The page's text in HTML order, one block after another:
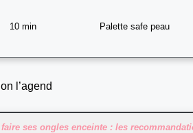
10 min Palette safe peau
l’agend
ses ongles enceinte : les